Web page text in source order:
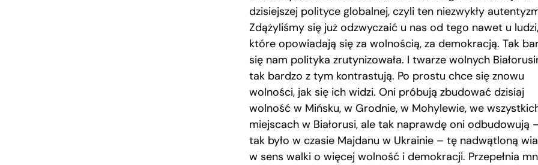
dzisiejszej polityce globalnej, czyli ten niezwykły
Zdążyliśmy się już odzwyczaić u nas od tego nawet u ludzi,
które opowiadają się za wolnością, za demokracją. Tak
się nam polityka zrutynizowała. I twarze wolnych
tak bardzo z tym kontrastują. Po prostu chce się znowu
wolności, jak się ich widzi. Oni próbują zbudować dzisiaj
wolność w Mińsku, w Grodnie, w Mohylewie, we
miejscach w Białorusi, ale tak naprawdę oni odbudowują
tak było w czasie Majdanu w Ukrainie – tę nadwątloną
w sens walki o więcej wolność i demokracji. Przepełnia